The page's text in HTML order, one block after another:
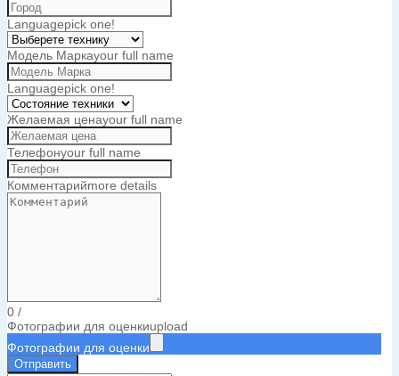
Languagepick one!
Модель Маркаyour full name
Languagepick one!
Желаемая ценаyour full name
Телефонyour full name
Комментарийmore details
0 /
Фотографии для оценкиupload
Фотографии для оценки
Отправить